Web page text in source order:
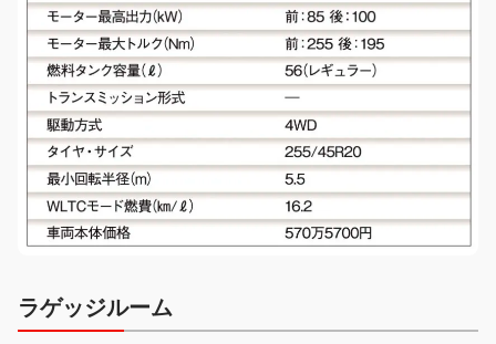
ラゲッジルーム